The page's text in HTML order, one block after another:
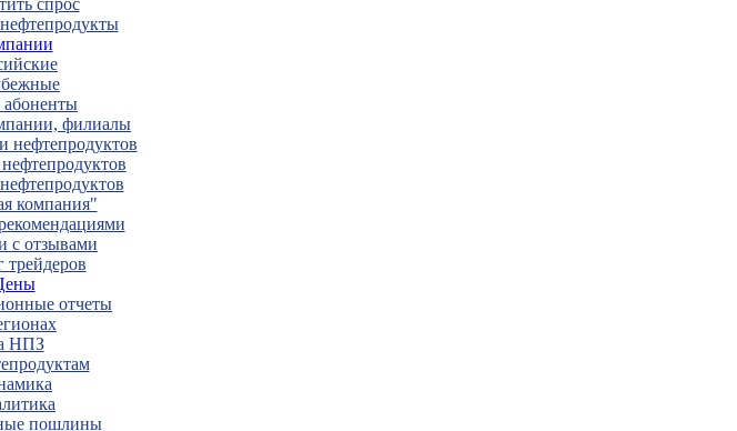
спрос
филиалы
нефтепродуктов
компания"
с отзывами
трейдеров
отчеты
НПЗ
пошлины